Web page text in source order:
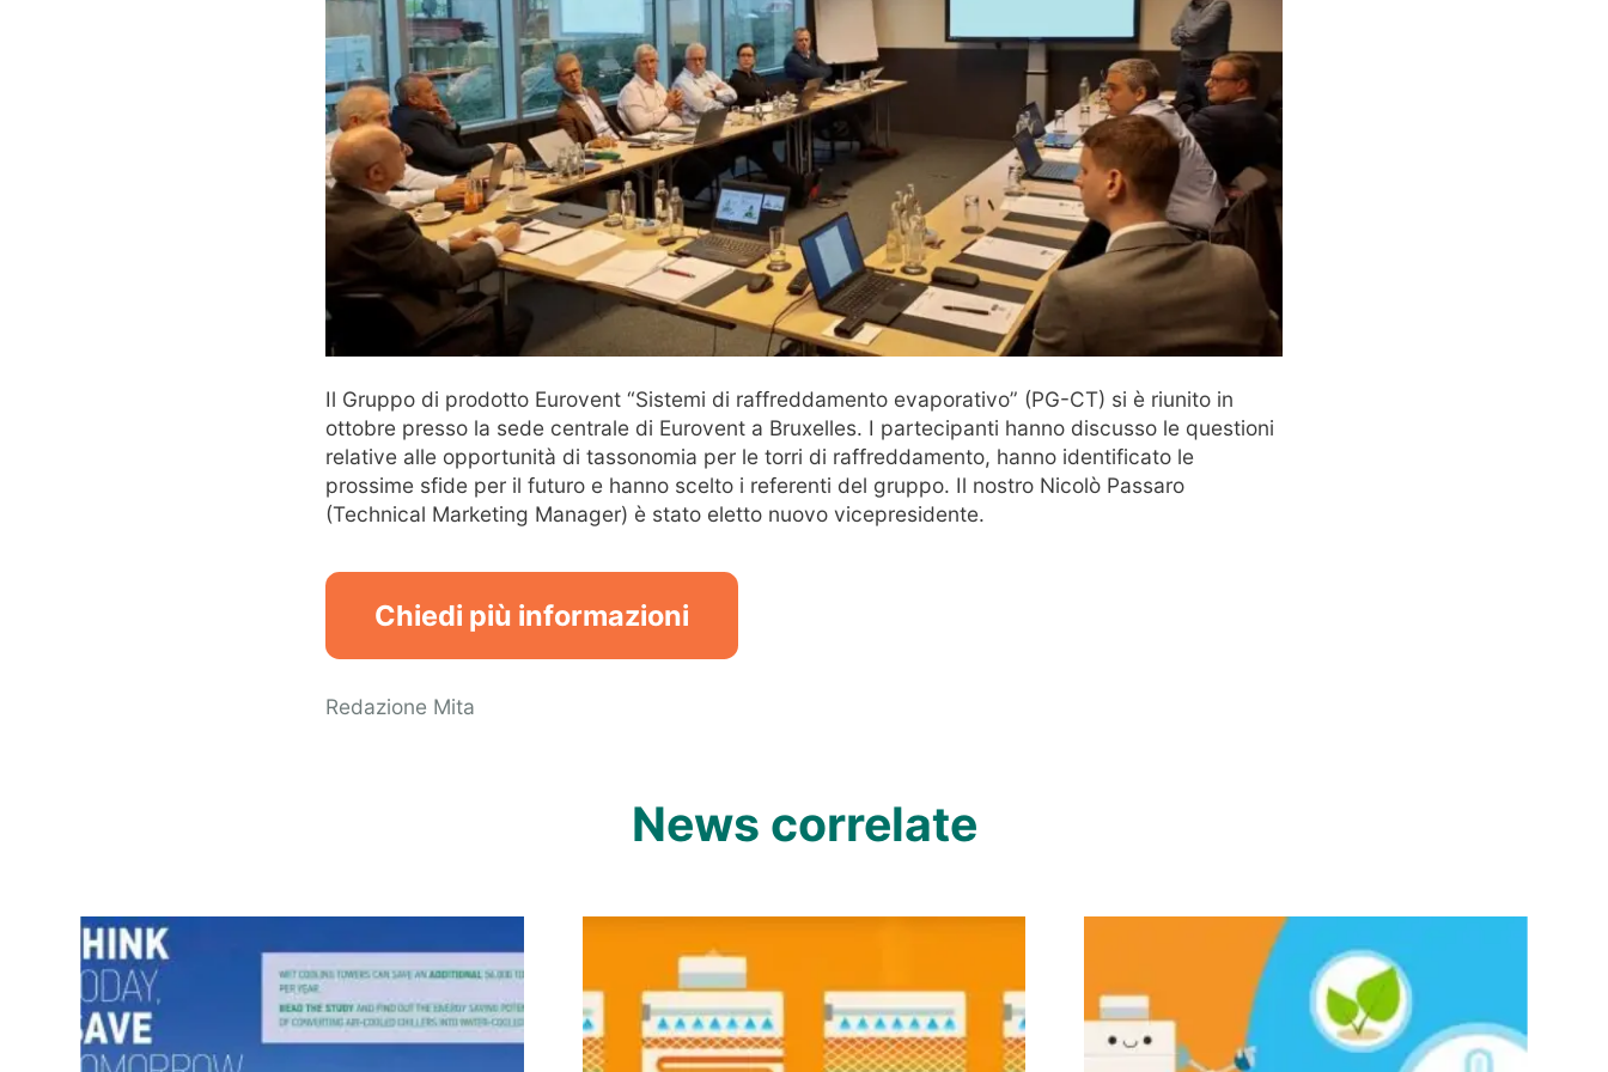
Il Gruppo di prodotto Eurovent “Sistemi di raffreddamento evaporativo” (PG-CT) si è riunito in
ottobre presso la sede centrale di Eurovent a Bruxelles. I partecipanti hanno discusso le questioni
relative alle opportunità di tassonomia per le torri di raffreddamento, hanno identificato le
prossime sfide per il futuro e hanno scelto i referenti del gruppo. Il nostro Nicolò Passaro
(Technical Marketing Manager) è stato eletto nuovo vicepresidente.
Chiedi più informazioni
Redazione Mita
News correlate